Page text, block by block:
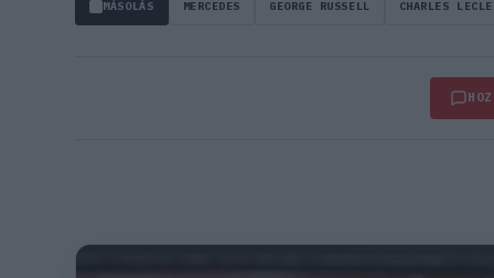
MÁSOLÁS MERCEDES GEORGE RUSSELL CHARLES